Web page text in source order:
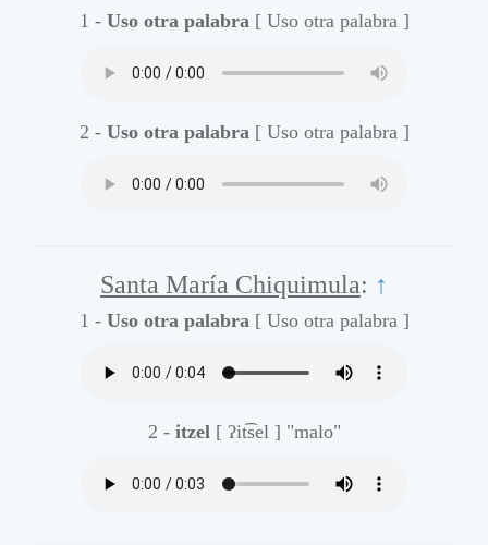
1 - Uso otra palabra [ Uso otra palabra ]
2 - Uso otra palabra [ Uso otra palabra ]
Santa María Chiquimula: ↑
1 - Uso otra palabra [ Uso otra palabra ]
2 - itzel [ ʔit͡sel ] "malo"